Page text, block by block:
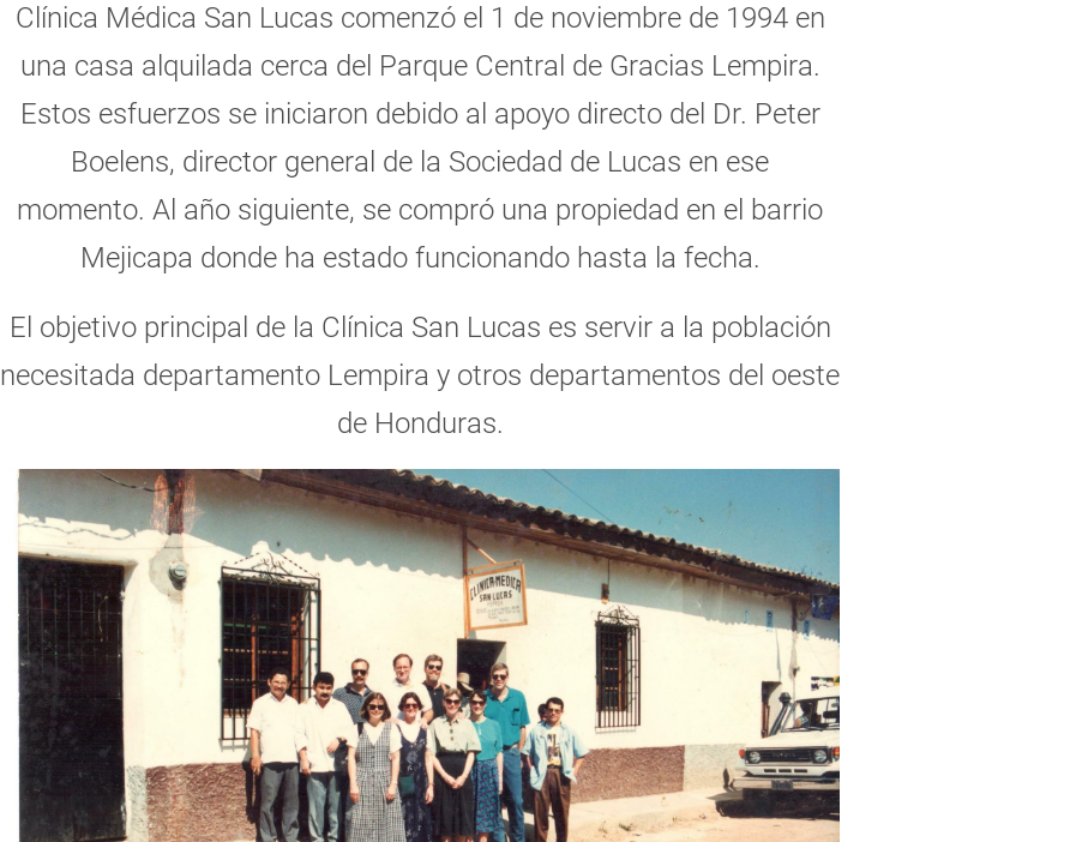
Clínica Médica San Lucas comenzó el 1 de noviembre de 1994 en
una casa alquilada cerca del Parque Central de Gracias Lempira.
Estos esfuerzos se iniciaron debido al apoyo directo del Dr. Peter
Boelens, director general de la Sociedad de Lucas en ese
momento. Al año siguiente, se compró una propiedad en el barrio
Mejicapa donde ha estado funcionando hasta la fecha.
El objetivo principal de la Clínica San Lucas es servir a la población
necesitada departamento Lempira y otros departamentos del oeste
de Honduras.